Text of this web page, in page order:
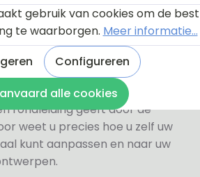
komt u bij een instructie en
rondleiding geeft door de
weet u precies hoe u zelf uw
kunt aanpassen en naar uw
gebruik van cookies om de best
te waarborgen. Meer informatie...
Configureren
alle cookies